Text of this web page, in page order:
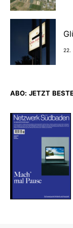
22.
ABO: JETZT